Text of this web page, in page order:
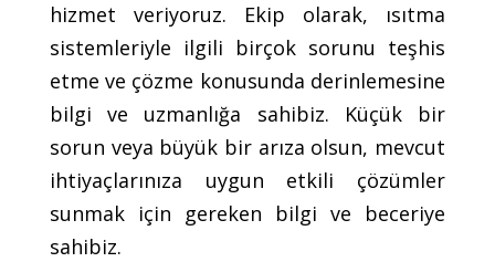
hizmet veriyoruz. Ekip olarak, ısıtma
sistemleriyle ilgili birçok sorunu teşhis
etme ve çözme konusunda derinlemesine
bilgi ve uzmanlığa sahibiz. Küçük bir
sorun veya büyük bir arıza olsun, mevcut
ihtiyaçlarınıza uygun etkili çözümler
sunmak için gereken bilgi ve beceriye
sahibiz.